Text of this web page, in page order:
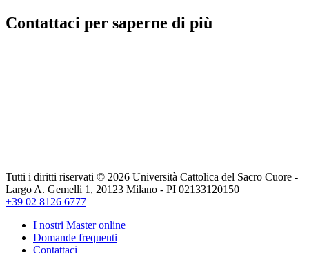
Contattaci per saperne di più
Tutti i diritti riservati © 2026 Università Cattolica del Sacro Cuore -
Largo A. Gemelli 1, 20123 Milano - PI 02133120150
+39 02 8126 6777
I nostri Master online
Domande frequenti
Contattaci